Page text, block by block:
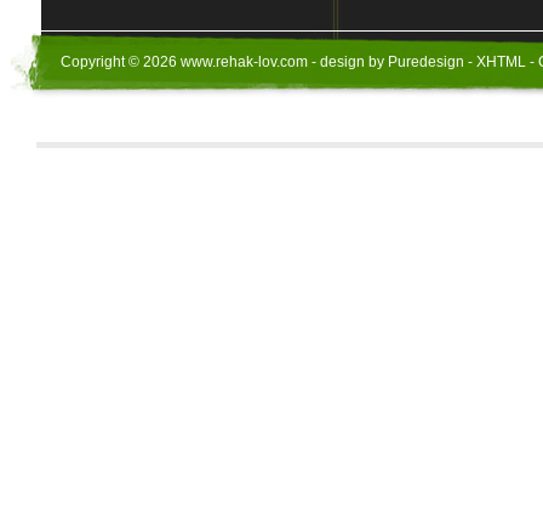
Copyright © 2026 www.rehak-lov.com - design by Puredesign - XHTML -